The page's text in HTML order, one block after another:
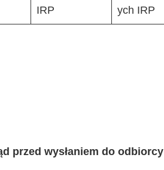
IRP
ych IRP
przed wysłaniem do odbiorcy